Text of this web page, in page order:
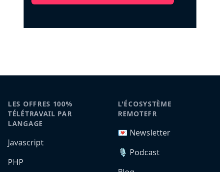
LES OFFRES 100%
TÉLÉTRAVAIL PAR
LANGAGE
Javascript
PHP
L'ÉCOSYSTÈME
REMOTEFR
💌 Newsletter
🎙️ Podcast